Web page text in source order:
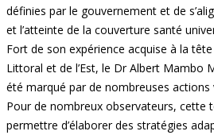
définies par le gouvernement et de
et l’atteinte de la couverture santé
Fort de son expérience acquise à la
Littoral et de l’Est, le Dr Albert Mambo
été marqué par de nombreuses
Pour de nombreux observateurs, cette
permettre d’élaborer des stratégies